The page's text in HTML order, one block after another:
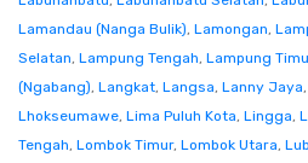
Lamandau (Nanga Bulik), Lamongan,
Selatan, Lampung Tengah, Lampung
(Ngabang), Langkat, Langsa, Lanny Jaya,
Lhokseumawe, Lima Puluh Kota, Lingga,
Tengah, Lombok Timur, Lombok Utara,